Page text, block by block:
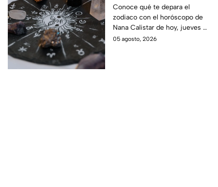
de agosto: a estos
signos se les abren las
puertas del dinero
Conoce qué te depara el
zodiaco con el horóscopo de
Nana Calistar de hoy, jueves 6
de agosto. ¿Será dinero o
05 agosto, 2026